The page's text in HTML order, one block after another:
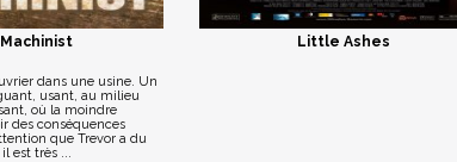
dans une usine. Un
usant, au milieu
où la moindre
des conséquences
que Trevor a du
est très ...
Little Ashes